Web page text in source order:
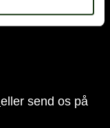
eller send os på